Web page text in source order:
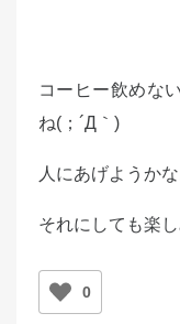
コーヒー飲めな
ね(；´Д｀)
人にあげようかな
それにしても楽
0